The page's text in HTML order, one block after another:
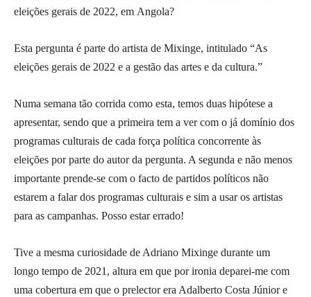
eleições gerais de 2022, em Angola?
Esta pergunta é parte do artista de Mixinge, intitulado “As
eleições gerais de 2022 e a gestão das artes e da cultura.”
Numa semana tão corrida como esta, temos duas hipótese a
apresentar, sendo que a primeira tem a ver com o já domínio dos
programas culturais de cada força política concorrente às
eleições por parte do autor da pergunta. A segunda e não menos
importante prende-se com o facto de partidos políticos não
estarem a falar dos programas culturais e sim a usar os artistas
para as campanhas. Posso estar errado!
Tive a mesma curiosidade de Adriano Mixinge durante um
longo tempo de 2021, altura em que por ironia deparei-me com
uma cobertura em que o prelector era Adalberto Costa Júnior e